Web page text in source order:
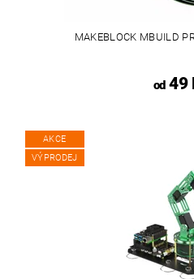
MAKEBLOCK MBUILD
od49
AKCE
VÝPRODEJ